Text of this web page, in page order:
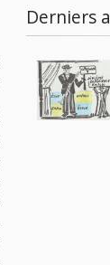
Derniers